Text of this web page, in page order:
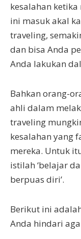
kesalahan
ini masuk akal
traveling,
dan bisa Anda
Anda lakukan
Bahkan orang-
ahli dalam
traveling
kesalahan yang
mereka. Untuk
istilah ‘belajar
berpuas diri’.
Berikut ini
Anda hindari